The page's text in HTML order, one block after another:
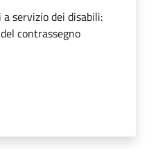
servizio dei disabili:
contrassegno